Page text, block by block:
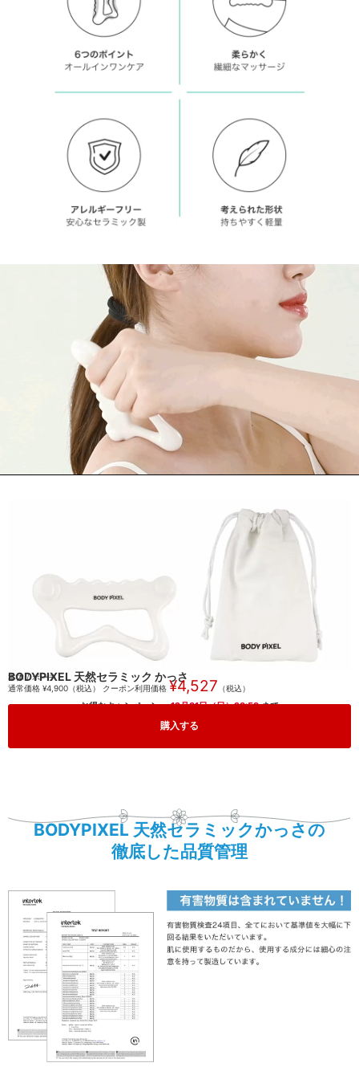
BODYPIXEL 天然セラミック かっさ
本体 / ポーチ
通常価格 ¥4,900（税込） クーポン利用価格 ¥4,527 （税込）
お得なキャンペーン：12月31日（日）23:59まで
購入する
BODYPIXEL 天然セラミックかっさの
徹底した品質管理